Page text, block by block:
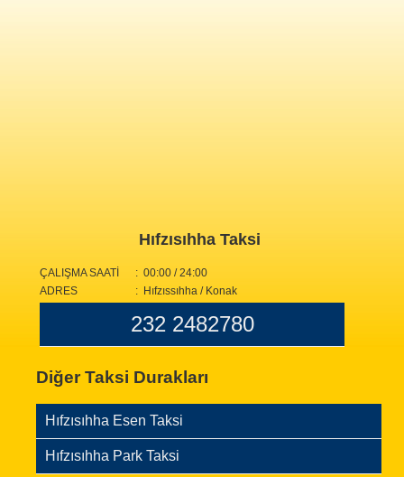
Hıfzısıhha Taksi
ÇALIŞMA SAATİ
: 00:00 / 24:00
ADRES
: Hıfzıssıhha / Konak
232 2482780
Diğer Taksi Durakları
Hıfzısıhha Esen Taksi
Hıfzısıhha Park Taksi